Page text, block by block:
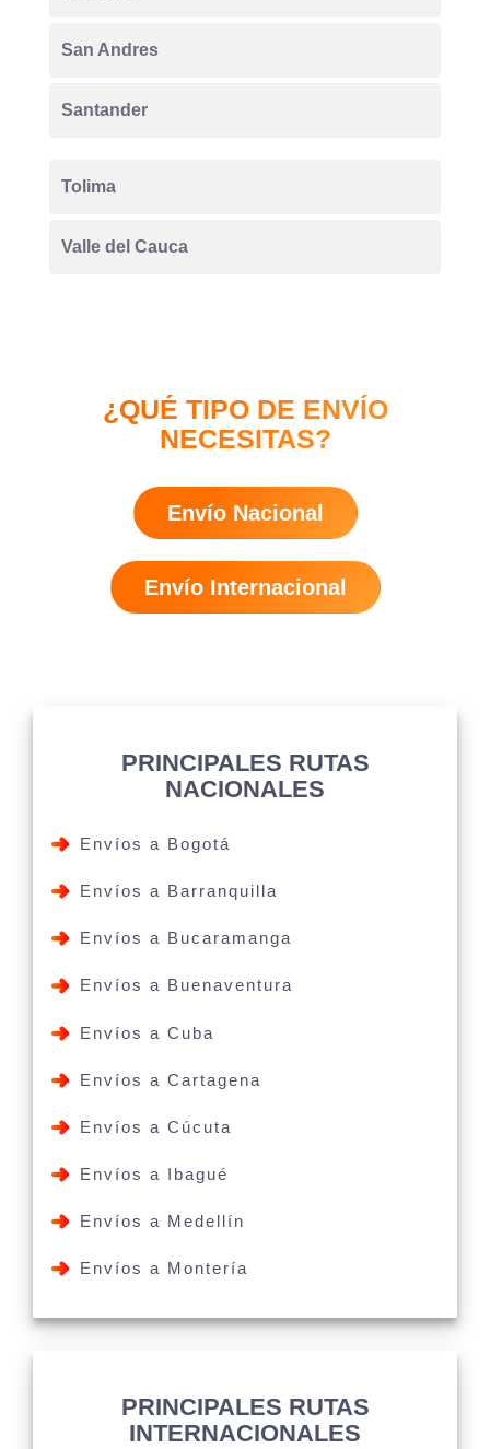
San Andres
Santander
Tolima
Valle del Cauca
¿QUÉ TIPO DE ENVÍO
NECESITAS?
Envío Nacional
Envío Internacional
PRINCIPALES RUTAS
NACIONALES
Envíos a Bogotá
Envíos a Barranquilla
Envíos a Bucaramanga
Envíos a Buenaventura
Envíos a Cuba
Envíos a Cartagena
Envíos a Cúcuta
Envíos a Ibagué
Envíos a Medellín
Envíos a Montería
PRINCIPALES RUTAS
INTERNACIONALES